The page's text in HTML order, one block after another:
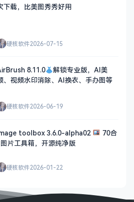
下载，比美图秀秀好用
硬核软件2026-07-15
8.11.0
解锁专业版，AI美
、视频水印消除、AI换衣、手办图等
硬核软件2026-06-19
toolbox 3.6.0-alpha02
70合
片工具箱，开源纯净版
硬核软件2026-01-22